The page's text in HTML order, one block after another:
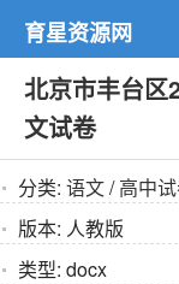
育星资源网
北京市丰台区
文试卷
分类: 语文/高中
版本: 人教版
类型: docx